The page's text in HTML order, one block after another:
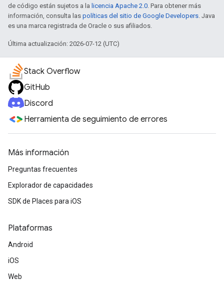
de código están sujetos a la licencia Apache 2.0. Para obtener más
información, consulta las políticas del sitio de Google Developers. Java
es una marca registrada de Oracle o sus afiliados.
Última actualización: 2026-07-12 (UTC)
Stack Overflow
GitHub
Discord
Herramienta de seguimiento de errores
Más información
Preguntas frecuentes
Explorador de capacidades
SDK de Places para iOS
Plataformas
Android
iOS
Web